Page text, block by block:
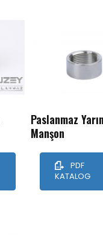
Paslanmaz
Manşon
PDF
KATALOG